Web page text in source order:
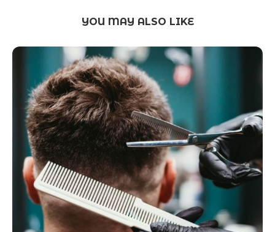
YOU MAY ALSO LIKE